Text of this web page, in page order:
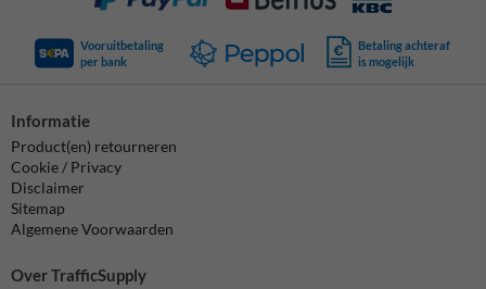
Vooruitbetaling
per bank
Betaling achteraf
is mogelijk
Informatie
Product(en) retourneren
Cookie / Privacy
Disclaimer
Sitemap
Algemene Voorwaarden
Over TrafficSupply